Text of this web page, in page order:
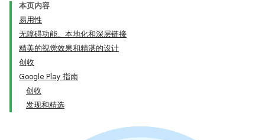
本页内容
易用性
无障碍功能、本地化和深层链接
精美的视觉效果和精湛的设计
创收
Google Play 指南
创收
发现和精选